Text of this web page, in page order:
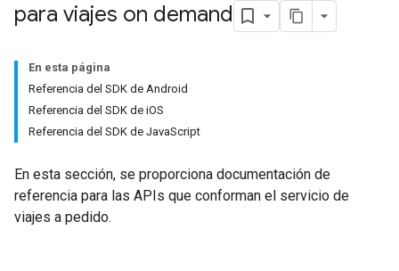
para viajes on demand
En esta página
Referencia del SDK de Android
Referencia del SDK de iOS
Referencia del SDK de JavaScript
En esta sección, se proporciona documentación de
referencia para las APIs que conforman el servicio de
viajes a pedido.